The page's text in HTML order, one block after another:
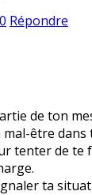
Répondre
de ton
être
tenter de te
ta